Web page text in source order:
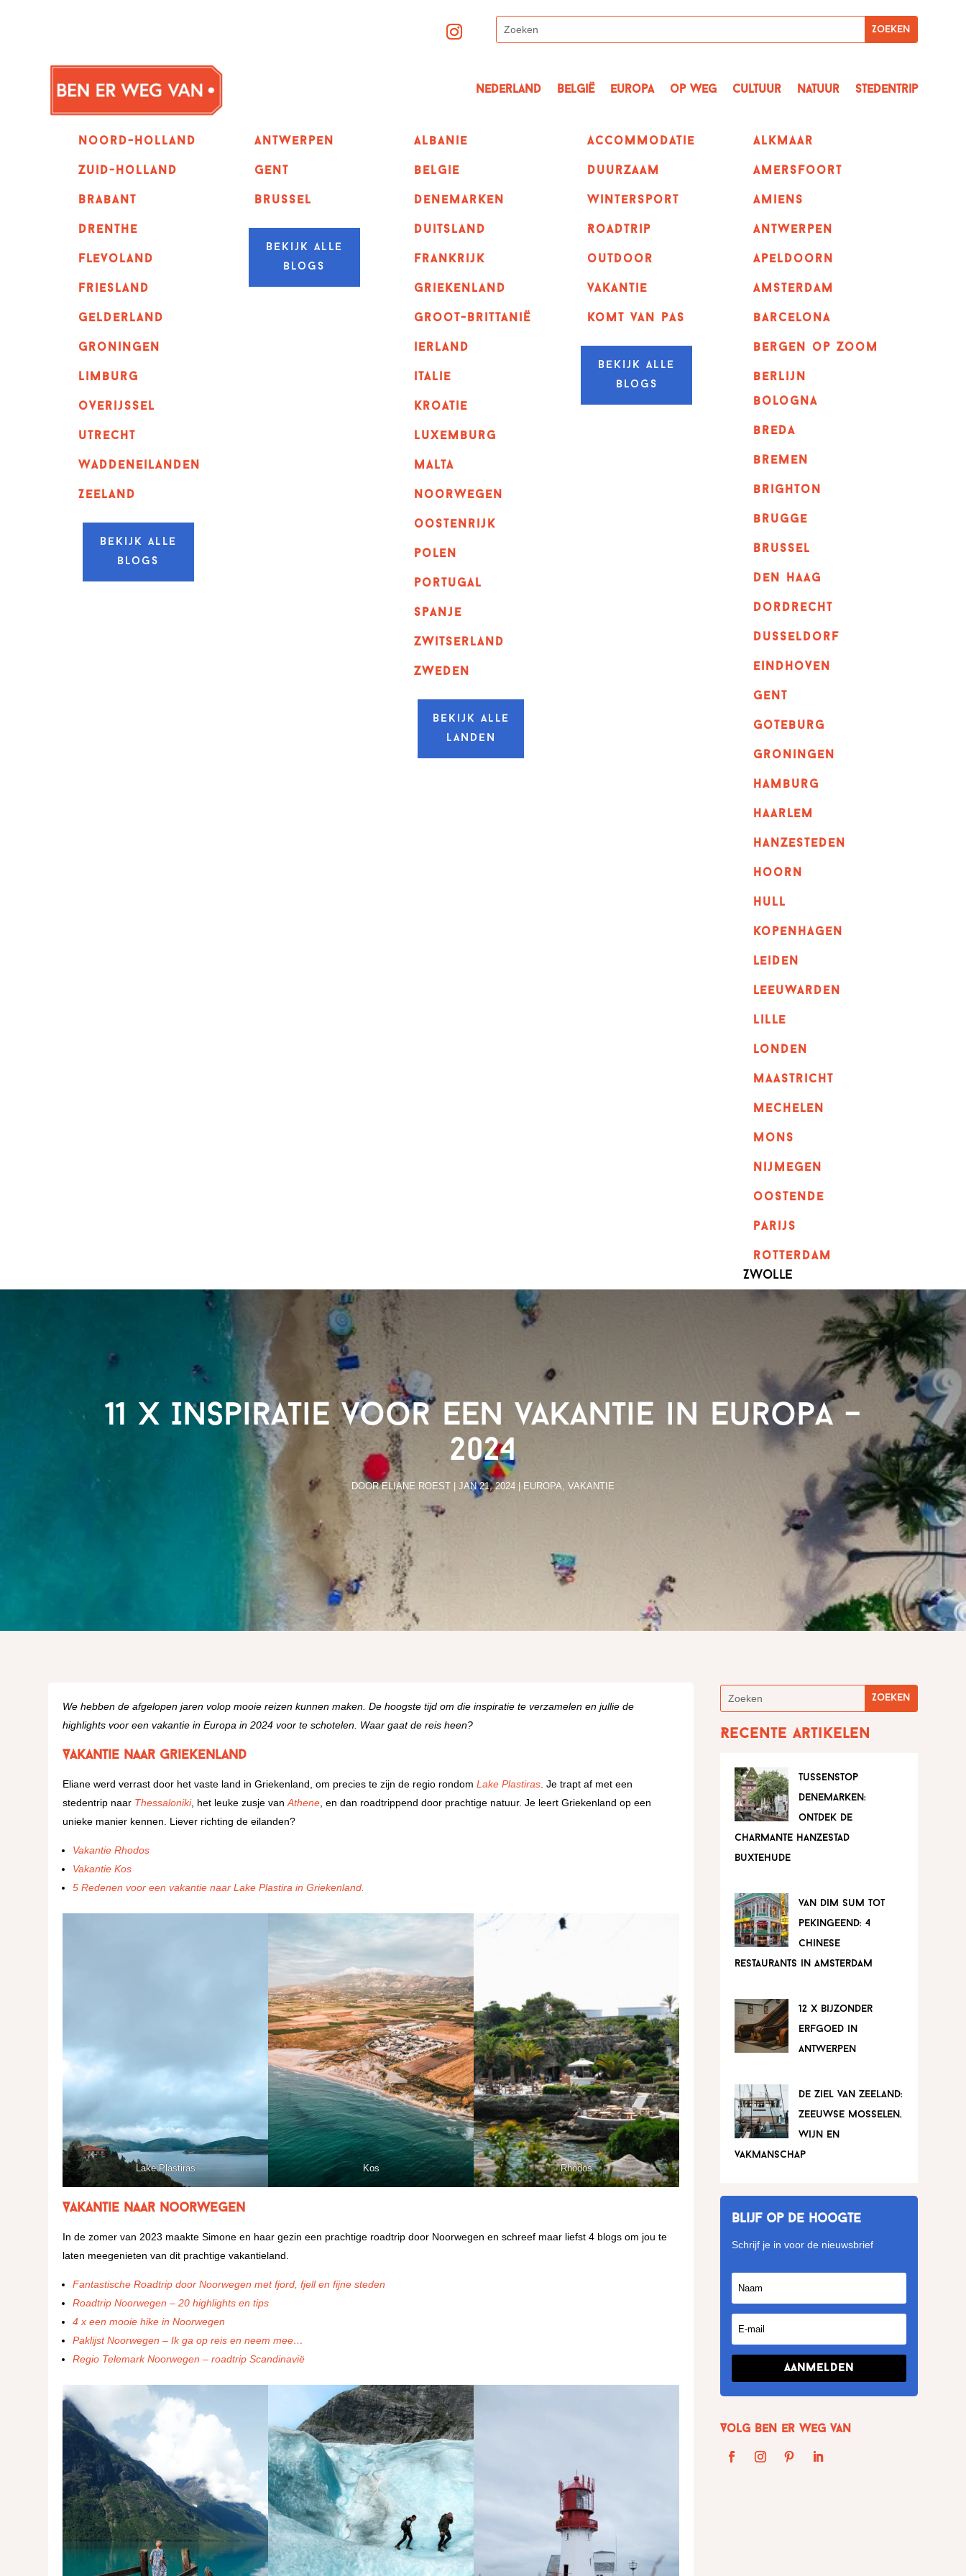
Nederland België Europa op Weg Cultuur Natuur Stedentrip
Noord-holland
zuid-holland
Brabant
Drenthe
Flevoland
Friesland
Gelderland
Groningen
Limburg
overijssel
utrecht
Waddeneilanden
Zeeland
Bekijk alle
blogs
Antwerpen
GENT
Brussel
Bekijk alle
blogs
albanie
belgie
denemarken
duitsland
frankrijk
griekenland
Groot-Brittanië
ierland
italie
kroatie
luxemburg
malta
noorwegen
oostenrijk
polen
portugal
spanje
zwitserland
zweden
Bekijk alle
landen
Accommodatie
Duurzaam
wintersport
Roadtrip
outdoor
vakantie
komt van pas
Bekijk alle
blogs
alkmaar
amersfoort
amiens
Antwerpen
apeldoorn
Amsterdam
barcelona
bergen op zoom
berlijn
bologna
breda
bremen
brighton
brugge
Brussel
Den haag
dordrecht
dusseldorf
eindhoven
GENT
goteburg
groningen
hamburg
haarlem
hanzesteden
hoorn
hull
kopenhagen
leiden
leeuwarden
lille
londen
maastricht
mechelen
mons
nijmegen
oostende
parijs
rotterdam
Zwolle
11 x Inspiratie voor een vakantie in Europa –
2024
DOORELIANE ROEST JAN 21, 2024 EUROPA VAKANTIE
We hebben de afgelopen jaren volop mooie reizen kunnen maken. De hoogste tijd om die inspiratie te verzamelen en jullie de
highlights voor een vakantie in Europa in 2024 voor te schotelen. Waar gaat de reis heen?
Vakantie naar Griekenland
Eliane werd verrast door het vaste land in Griekenland, om precies te zijn de regio rondomLake Plastiras . Je trapt af met een
stedentrip naar Thessaloniki, het leuke zusje vanAthene , en dan roadtrippend door prachtige natuur. Je leert Griekenland op een
unieke manier kennen. Liever richting de eilanden?
Vakantie Rhodos
Vakantie Kos
5 Redenen voor een vakantie naar Lake Plastira in Griekenland.
Lake Plastiras Kos Rhodos
Vakantie naar Noorwegen
In de zomer van 2023 maakte Simone en haar gezin een prachtige roadtrip door Noorwegen en schreef maar liefst 4 blogs om jou te
laten meegenieten van dit prachtige vakantieland.
Fantastische Roadtrip door Noorwegen met fjord, fjell en fijne steden
Roadtrip Noorwegen – 20 highlights en tips
4 x een mooie hike in Noorwegen
Paklijst Noorwegen – Ik ga op reis en neem mee…
Regio Telemark Noorwegen – roadtrip Scandinavië
Recente artikelen
tussenstop
denemarken:
ontdek de
charmante hanzestad
buxtehude
van dim sum tot
pekingeend: 4
chinese
restaurants in amsterdam
12 x bijzonder
erfgoed in
antwerpen
de ziel van zeeland:
zeeuwse mosselen,
wijn en
vakmanschap
Blijf op de hoogte
Schrijf je in voor de nieuwsbrief
Aanmelden
Volg Ben er weg van